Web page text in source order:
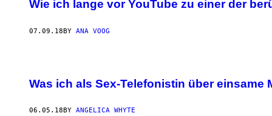
Wie ich lange vor YouTube zu einer der
07.09.18BY ANA VOOG
Was ich als Sex-Telefonistin über einsame
06.05.18 BY ANGELICA WHYTE